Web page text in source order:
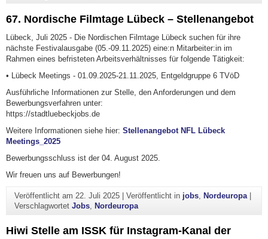
67. Nordische Filmtage Lübeck – Stellenangebot
Lübeck, Juli 2025 - Die Nordischen Filmtage Lübeck suchen für ihre
nächste Festivalausgabe (05.-09.11.2025) eine:n Mitarbeiter:in im
Rahmen eines befristeten Arbeitsverhältnisses für folgende Tätigkeit:
• Lübeck Meetings - 01.09.2025-21.11.2025, Entgeldgruppe 6 TVöD
Ausführliche Informationen zur Stelle, den Anforderungen und dem
Bewerbungsverfahren unter:
https://stadtluebeckjobs.de
Weitere Informationen siehe hier: Stellenangebot NFL Lübeck
Meetings_2025
Bewerbungsschluss ist der 04. August 2025.
Wir freuen uns auf Bewerbungen!
Veröffentlicht am 22. Juli 2025| Veröffentlicht in jobs, Nordeuropa|
Verschlagwortet Jobs, Nordeuropa
Hiwi Stelle am ISSK für Instagram-Kanal der